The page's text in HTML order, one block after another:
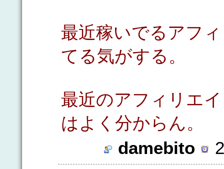
最近稼いでるアフ
てる気がする。
最近のアフィリエ
はよく分からん。
damebito